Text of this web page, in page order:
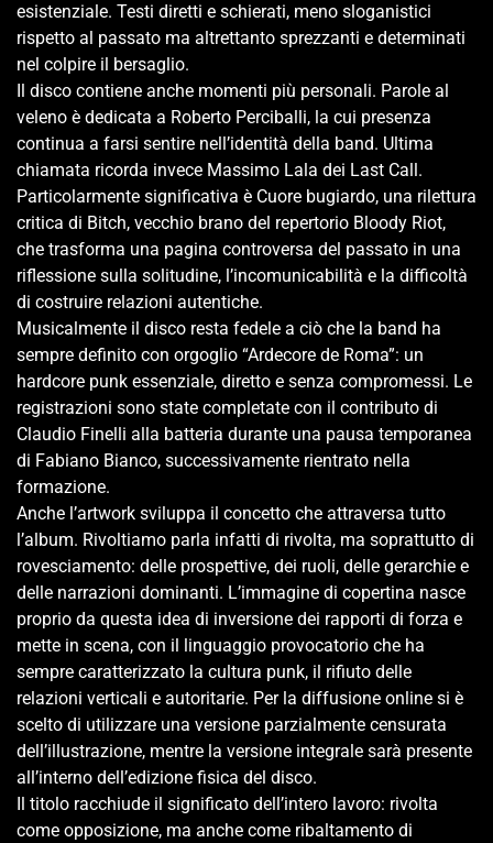
esistenziale. Testi diretti e schierati, meno sloganistici
rispetto al passato ma altrettanto sprezzanti e determinati
nel colpire il bersaglio.
Il disco contiene anche momenti più personali. Parole al
veleno è dedicata a Roberto Perciballi, la cui presenza
continua a farsi sentire nell’identità della band. Ultima
chiamata ricorda invece Massimo Lala dei Last Call.
Particolarmente significativa è Cuore bugiardo, una rilettura
critica di Bitch, vecchio brano del repertorio Bloody Riot,
che trasforma una pagina controversa del passato in una
riflessione sulla solitudine, l’incomunicabilità e la difficoltà
di costruire relazioni autentiche.
Musicalmente il disco resta fedele a ciò che la band ha
sempre definito con orgoglio “Ardecore de Roma”: un
hardcore punk essenziale, diretto e senza compromessi. Le
registrazioni sono state completate con il contributo di
Claudio Finelli alla batteria durante una pausa temporanea
di Fabiano Bianco, successivamente rientrato nella
formazione.
Anche l’artwork sviluppa il concetto che attraversa tutto
l’album. Rivoltiamo parla infatti di rivolta, ma soprattutto di
rovesciamento: delle prospettive, dei ruoli, delle gerarchie e
delle narrazioni dominanti. L’immagine di copertina nasce
proprio da questa idea di inversione dei rapporti di forza e
mette in scena, con il linguaggio provocatorio che ha
sempre caratterizzato la cultura punk, il rifiuto delle
relazioni verticali e autoritarie. Per la diffusione online si è
scelto di utilizzare una versione parzialmente censurata
dell’illustrazione, mentre la versione integrale sarà presente
all’interno dell’edizione fisica del disco.
Il titolo racchiude il significato dell’intero lavoro: rivolta
come opposizione, ma anche come ribaltamento di